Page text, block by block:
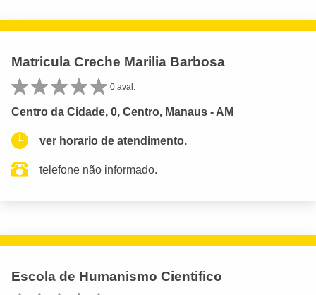
Matricula Creche Marilia Barbosa
0 aval.
Centro da Cidade, 0, Centro, Manaus - AM
ver horario de atendimento.
telefone não informado.
Escola de Humanismo Cientifico